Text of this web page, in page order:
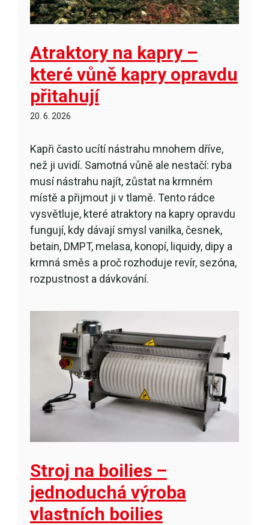
Atraktory na kapry –
které vůně kapry opravdu
přitahují
20. 6. 2026
Kapři často ucítí nástrahu mnohem dříve,
než ji uvidí. Samotná vůně ale nestačí: ryba
musí nástrahu najít, zůstat na krmném
místě a přijmout ji v tlamě. Tento rádce
vysvětluje, které atraktory na kapry opravdu
fungují, kdy dávají smysl vanilka, česnek,
betain, DMPT, melasa, konopí, liquidy, dipy a
krmná směs a proč rozhoduje revír, sezóna,
rozpustnost a dávkování.
Stroj na boilies –
jednoduchá výroba
vlastních boilies